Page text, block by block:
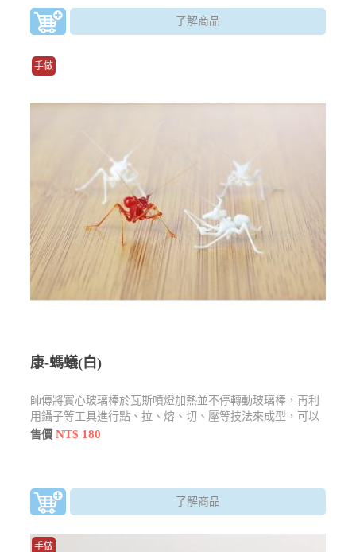
了解商品
手做
康-螞蟻(白)
師傅將實心玻璃棒於瓦斯噴燈加熱並不停轉動玻璃棒，再利
用鑷子等工具進行點、拉、熔、切、壓等技法來成型，可以
製作精巧的玻璃藝品。越小的作品越考驗師傅的眼力
售價NT$ 180
了解商品
手做